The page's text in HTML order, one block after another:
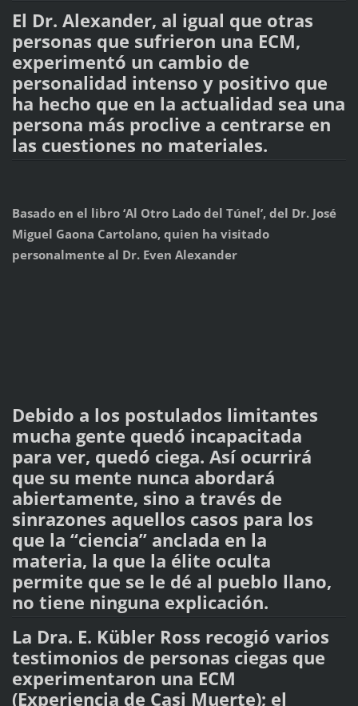
El Dr. Alexander, al igual que otras
personas que sufrieron una ECM,
experimentó un cambio de
personalidad intenso y positivo que
ha hecho que en la actualidad sea una
persona más proclive a centrarse en
las cuestiones no materiales.
Basado en el libro ‘Al Otro Lado del Túnel’, del Dr. José
Miguel Gaona Cartolano, quien ha visitado
personalmente al Dr. Even Alexander
Debido a los postulados limitantes
mucha gente quedó incapacitada
para ver, quedó ciega. Así ocurrirá
que su mente nunca abordará
abiertamente, sino a través de
sinrazones aquellos casos para los
que la “ciencia” anclada en la
materia, la que la élite oculta
permite que se le dé al pueblo llano,
no tiene ninguna explicación.
La Dra. E. Kübler Ross recogió varios
testimonios de personas ciegas que
experimentaron una ECM
(Experiencia de Casi Muerte); el